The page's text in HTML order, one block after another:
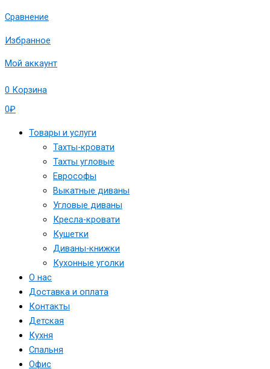
Сравнение
Избранное
Мой аккаунт
0₽
0 Корзина
Товары и услуги
Тахты-кровати
Тахты угловые
Еврософы
Выкатные диваны
Угловые диваны
Кресла-кровати
Кушетки
Диваны-книжки
Кухонные уголки
О нас
Доставка и оплата
Контакты
Детская
Кухня
Спальня
Офис